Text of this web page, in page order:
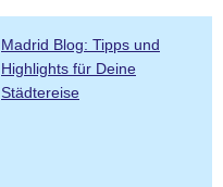
Madrid Blog: Tipps und
Highlights für Deine
Städtereise